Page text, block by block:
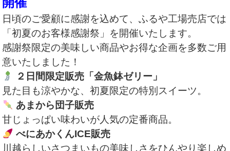
日頃のご愛顧に感謝を込めて、ふるや工場売店では
「初夏のお客様感謝祭」を開催いたします。
感謝祭限定の美味しい商品やお得な企画を多数ご用
意いたしました！
２日間限定販売「金魚鉢ゼリー」
見た目も涼やかな、初夏限定の特別スイーツ。
あまから団子販売
甘じょっぱい味わいが人気の定番商品。
べにあかくんICE販売
川越らしいさつまいもの美味しさをひんやり楽しめ